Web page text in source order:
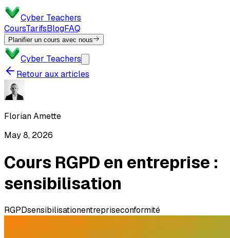
Cyber Teachers
CoursTarifsBlogFAQ
Planifier un cours avec nous
Cyber Teachers
Retour aux articles
Florian Amette
May 8, 2026
Cours RGPD en entreprise :
sensibilisation
RGPDsensibilisationentrepriseconformité